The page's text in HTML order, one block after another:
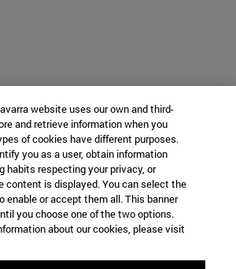
website uses our own and third-
and retrieve information when you
of cookies have different purposes.
you as a user, obtain information
habits respecting your privacy, or
content is displayed. You can select the
enable or accept them all. This banner
you choose one of the two options.
about our cookies, please visit